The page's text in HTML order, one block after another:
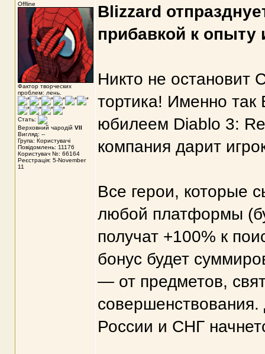
Offline
Фактор творческих
проблем: лень.
Стать:
Верховний чародій VII
Вигляд: --
Група: Користувачі
Повідомлень: 11176
Користувач №: 66164
Реєстрація: 5-November
11
Blizzard
прибавкой к опыту
Никто не остановит
тортика! Именно так
юбилеем Diablo 3:
компания дарит
Все герои, которые
любой платформы
получат +100% к
бонус будет
— от предметов,
совершенствования.
России и СНГ